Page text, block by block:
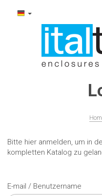
Bitte hier anmelden, um in
kompletten Katalog zu
E-mail / Benutzername